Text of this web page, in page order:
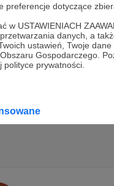
dotyczące
w USTAWIENIACH
danych, a
ustawień, Twoje
Gospodarczego.
prywatności.
Wesprzyj działalność